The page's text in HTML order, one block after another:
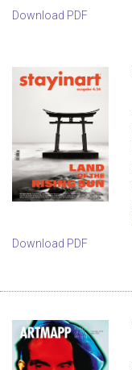
Download PDF
Download PDF